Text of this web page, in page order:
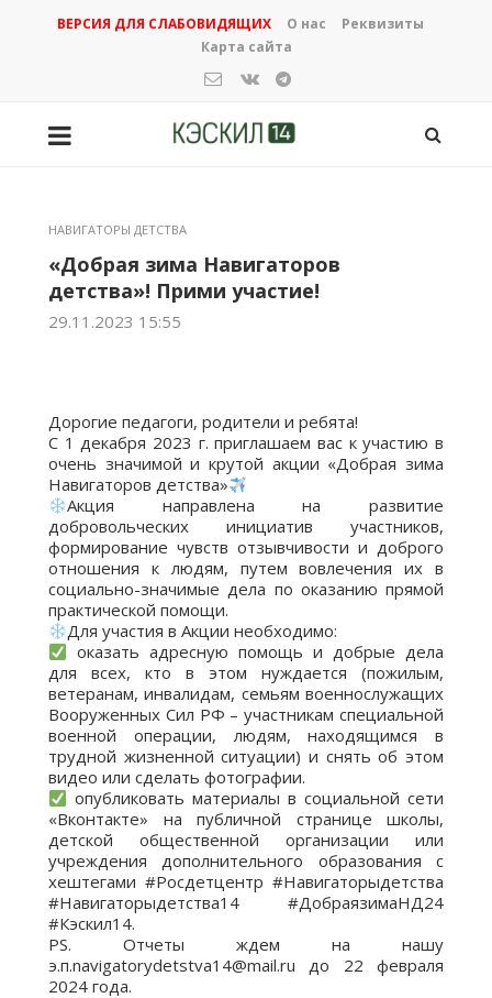
ВЕРСИЯ ДЛЯ СЛАБОВИДЯЩИХ О нас
Реквизиты
Карта сайта
НАВИГАТОРЫ ДЕТСТВА
«Добрая зима Навигаторов
детства»! Прими участие!
29.11.2023 15:55
Дорогие педагоги, родители и ребята!
С 1 декабря 2023 г. приглашаем вас к участию в
очень значимой и крутой акции «Добрая зима
Навигаторов детства»
Акция направлена на развитие
добровольческих инициатив участников,
формирование чувств отзывчивости и доброго
отношения к людям, путем вовлечения их в
социально-значимые дела по оказанию прямой
практической помощи.
Для участия в Акции необходимо:
оказать адресную помощь и добрые дела
для всех, кто в этом нуждается (пожилым,
ветеранам, инвалидам, семьям военнослужащих
Вооруженных Сил РФ – участникам специальной
военной операции, людям, находящимся в
трудной жизненной ситуации) и снять об этом
видео или сделать фотографии.
опубликовать материалы в социальной сети
«Вконтакте» на публичной странице школы,
детской общественной организации или
учреждения дополнительного образования с
хештегами #Росдетцентр #Навигаторыдетства
#Навигаторыдетства14 #ДобраязимаНД24
#Кэскил14.
PS. Отчеты ждем на нашу
э.п.navigatorydetstva14@mail.ru до 22 февраля
2024 года.